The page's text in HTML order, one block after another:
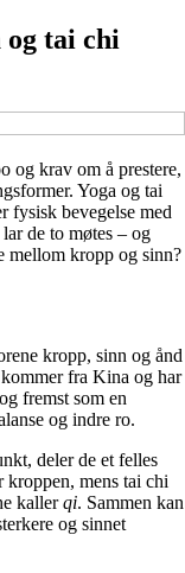
og tai chi
og krav om å prestere,
Yoga og tai
fysisk bevegelse med
de to møtes – og
mellom kropp og sinn?
kropp, sinn og ånd
fra Kina og har
fremst som en
og indre ro.
deler de et felles
kroppen, mens tai chi
kallerqi. Sammen kan
og sinnet